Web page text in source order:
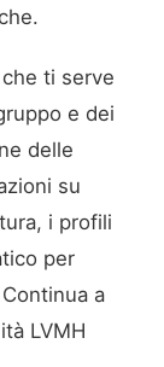
ti serve
e dei
delle
su
i profili
per
a
LVMH